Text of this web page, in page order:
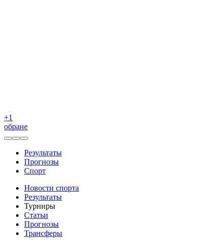
+1
обране
Результаты
Прогнозы
Спорт
Новости спорта
Результаты
Турниры
Статьи
Прогнозы
Трансферы